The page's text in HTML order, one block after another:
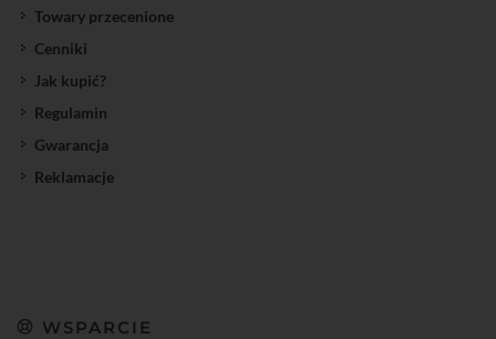
Towary przecenione
Cenniki
Jak kupić?
Regulamin
Gwarancja
Reklamacje
WSPARCIE